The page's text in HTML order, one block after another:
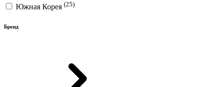
Южная Корея (25)
Бренд